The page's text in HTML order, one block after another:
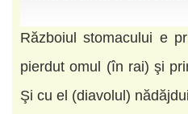
Războiul stomacului e
pierdut omul (în rai) şi
Şi cu el (diavolul)